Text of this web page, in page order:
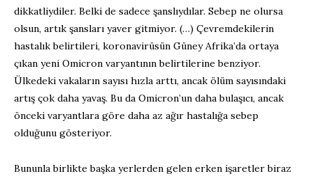
dikkatliydiler. Belki de sadece şanslıydılar. Sebep ne olursa
olsun, artık şansları yaver gitmiyor. (…) Çevremdekilerin
hastalık belirtileri, koronavirüsün Güney Afrika’da ortaya
çıkan yeni Omicron varyantının belirtilerine benziyor.
Ülkedeki vakaların sayısı hızla arttı, ancak ölüm sayısındaki
artış çok daha yavaş. Bu da Omicron’un daha bulaşıcı, ancak
önceki varyantlara göre daha az ağır hastalığa sebep
olduğunu gösteriyor.
Bununla birlikte başka yerlerden gelen erken işaretler biraz